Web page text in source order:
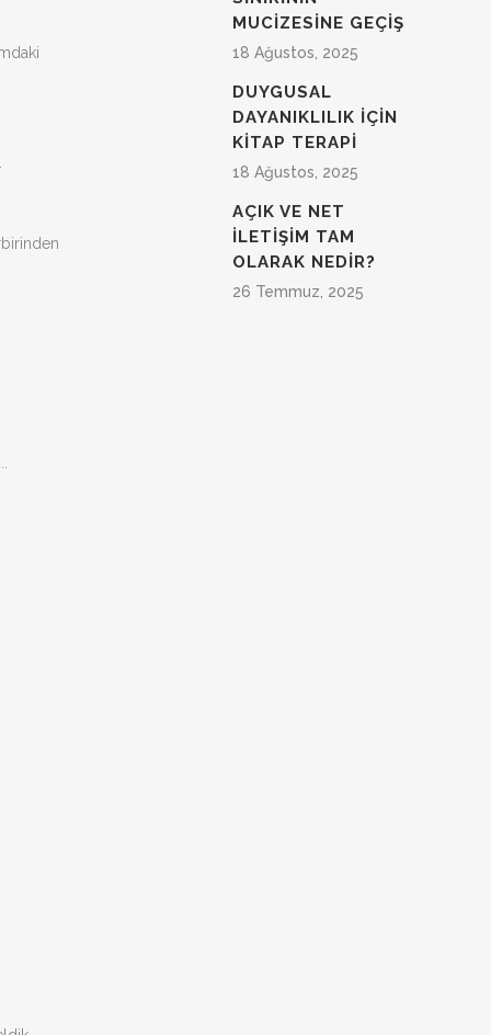
MUCIZESINE GEÇIŞ
18 Ağustos, 2025
DUYGUSAL
DAYANIKLILIK IÇIN
KITAP TERAPI
18 Ağustos, 2025
AÇIK VE NET
İLETİŞİM TAM
OLARAK NEDIR?
26 Temmuz, 2025